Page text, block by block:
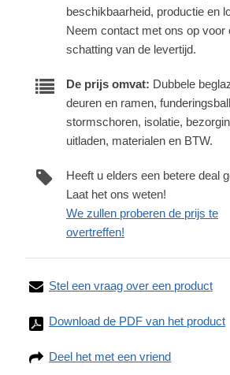
beschikbaarheid, productie en
Neem contact met ons op voor
schatting van de levertijd.
De prijs omvat: Dubbele
deuren en ramen,
stormschoren, isolatie,
uitladen, materialen en BTW.
Heeft u elders een betere deal
Laat het ons weten!
We zullen proberen de prijs te
overtreffen!
Stel een vraag over een product
Download de PDF van het product
Deel het met een vriend